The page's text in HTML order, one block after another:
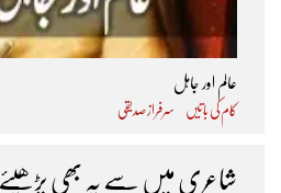
عالم اور جاہل
کام کی باتیں سرفراز صدیقی
شاعری میں سے یہ بھی پڑھیئے